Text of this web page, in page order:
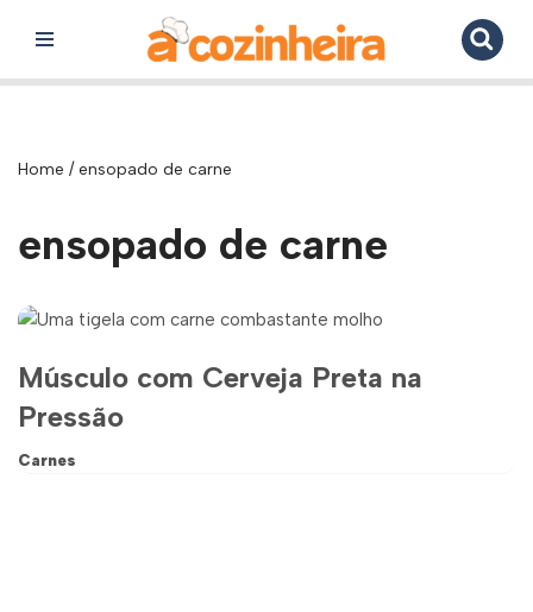
para
Home /ensopado de carne
ensopado de carne
Músculo com Cerveja Preta na
Pressão
Carnes